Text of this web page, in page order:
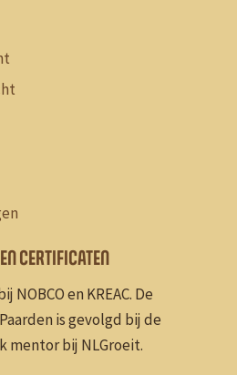
CERTIFICATEN
en KREAC. De
is gevolgd bij de
mentor bij NLGroeit.